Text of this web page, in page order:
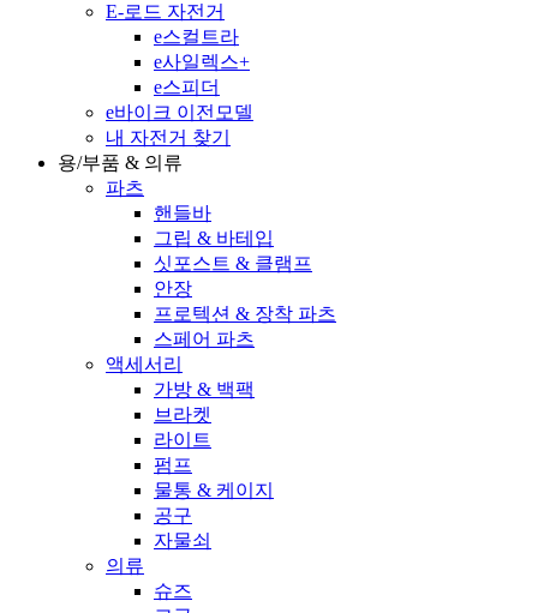
E-로드 자전거
e스컬트라
e사일렉스+
e스피더
e바이크 이전모델
내 자전거 찾기
용/부품 & 의류
파츠
핸들바
그립 & 바테입
싯포스트 & 클램프
안장
프로텍션 & 장착 파츠
스페어 파츠
액세서리
가방 & 백팩
브라켓
라이트
펌프
물통 & 케이지
공구
자물쇠
의류
슈즈